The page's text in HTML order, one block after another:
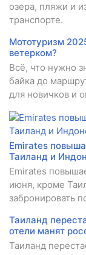
озера, пляжи и
транспорте.
Мототуризм
ветерком?
Всё, что нужно
байка до
для новичков и
Emirates
Таиланд и
Emirates
июня, кроме
забронировать
Таиланд
отели манят
Таиланд